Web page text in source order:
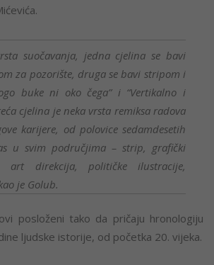
suočavanja, jedna cjelina se bavi
za pozorište, druga se bavi stripom i
buke ni oko čega” i “Vertikalno i
cjelina je neka vrsta remiksa radova
karijere, od polovice sedamdesetih
u svim područjima – strip, grafički
art direkcija, političke ilustracije,
je Golub.
posloženi tako da pričaju hronologiju
ljudske istorije, od početka 20. vijeka.